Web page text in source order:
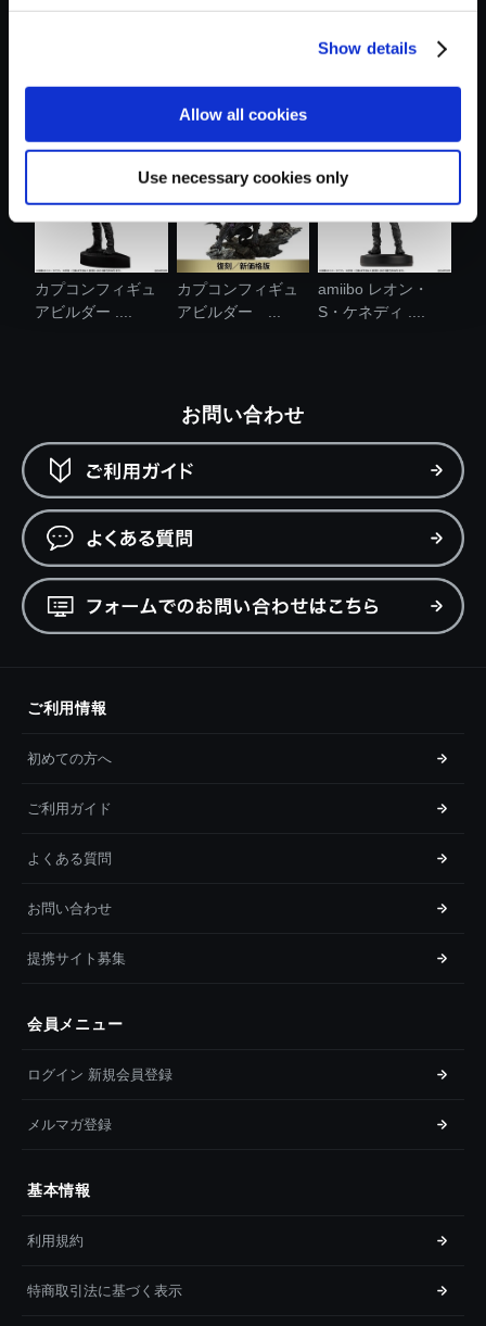
Show details
Allow all cookies
Use necessary cookies only
カプコンフィギュ
アビルダー ....
カプコンフィギュ
アビルダー ...
amiibo レオン・
S・ケネディ ....
お問い合わせ
ご利用情報
初めての方へ
ご利用ガイド
よくある質問
お問い合わせ
提携サイト募集
会員メニュー
ログイン 新規会員登録
メルマガ登録
基本情報
利用規約
特商取引法に基づく表示